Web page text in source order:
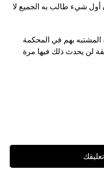
أول شيء طالب به الجميع لا
المشتبه بهم في المحكمة
لن يحدث ذلك فيها مرة